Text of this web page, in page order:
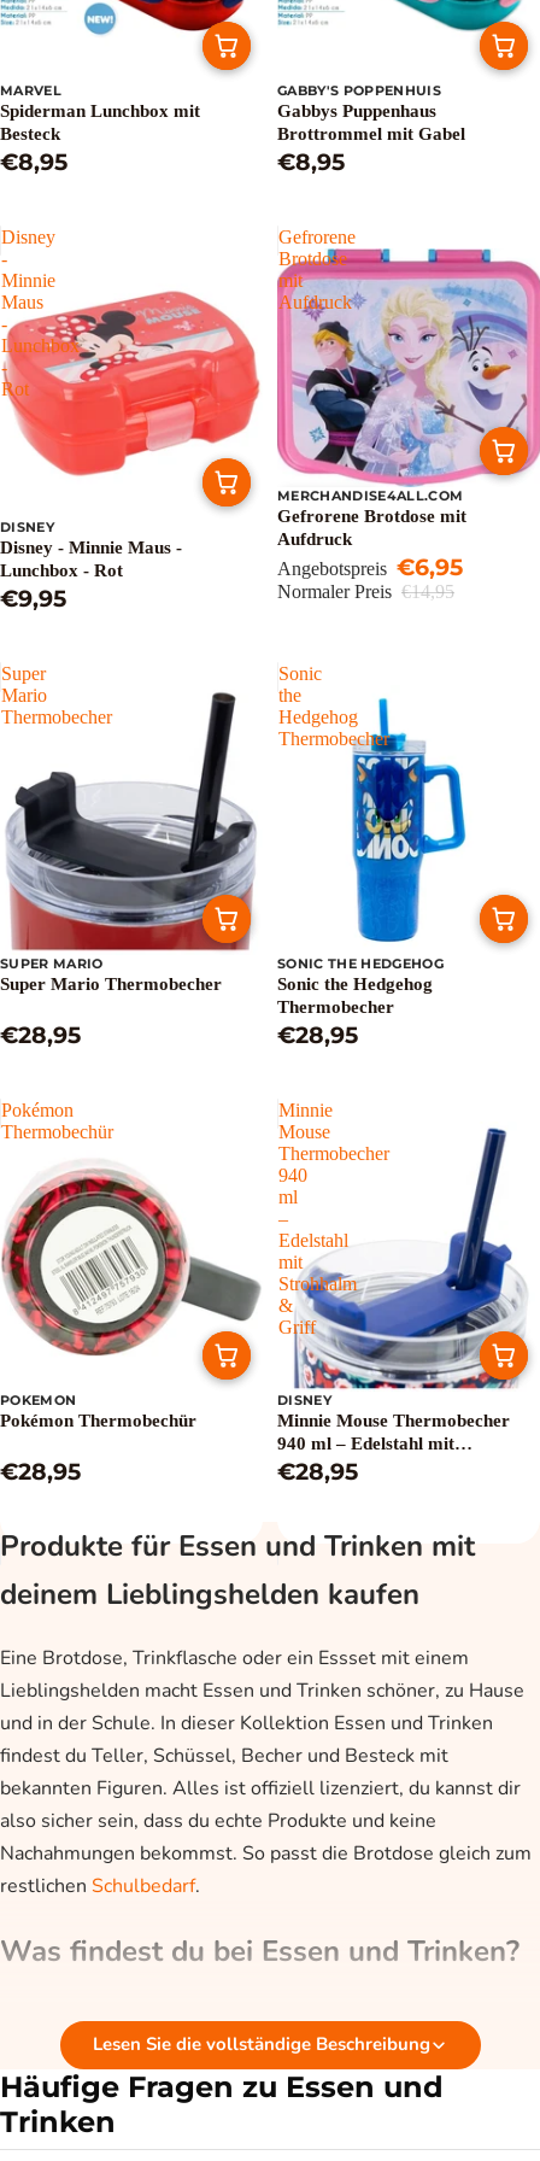
MARVEL
Spiderman Lunchbox mit
Besteck
€8,95
GABBY'S POPPENHUIS
Gabbys Puppenhaus
Brottrommel mit Gabel
€8,95
Disney
-
Minnie
Maus
-
Lunchbox
-
Rot
DISNEY
Disney - Minnie Maus -
Lunchbox - Rot
€9,95
Gefrorene
Brotdose
mit
Aufdruck
Ausverkauft
MERCHANDISE4ALL.COM
Gefrorene Brotdose mit
Aufdruck
Angebotspreis €6,95
Normaler Preis €14,95
Super
Mario
Thermobecher
SUPER MARIO
Super Mario Thermobecher
€28,95
Sonic
the
Hedgehog
Thermobecher
SONIC THE HEDGEHOG
Sonic the Hedgehog
Thermobecher
€28,95
Pokémon
Thermobechür
POKEMON
Pokémon Thermobechür
€28,95
Minnie
Mouse
Thermobecher
940
ml
–
Edelstahl
mit
Strohhalm
&
Griff
DISNEY
Minnie Mouse Thermobecher
940 ml – Edelstahl mit
Strohhalm & Griff
€28,95
Produkte für Essen und Trinken mit
deinem Lieblingshelden kaufen
Eine Brotdose, Trinkflasche oder ein Essset mit einem
Lieblingshelden macht Essen und Trinken schöner, zu Hause
und in der Schule. In dieser Kollektion Essen und Trinken
findest du Teller, Schüssel, Becher und Besteck mit
bekannten Figuren. Alles ist offiziell lizenziert, du kannst dir
also sicher sein, dass du echte Produkte und keine
Nachahmungen bekommst. So passt die Brotdose gleich zum
restlichen Schulbedarf.
Was findest du bei Essen und Trinken?
Diese Kollektion dreht sich um alles rund um die Mahlzeit.
Denk an Trinkflaschen für unterwegs, Brotdosen für die Pause
und komplette Essets mit Teller, Schüssel, Becher und
Besteck. Viele der Essets sind mikrowellengeeignet, was den
täglichen Gebrauch erleichtert. So stellst du auf einmal ein
Lesen Sie die vollständige Beschreibung
Häufige Fragen zu Essen und
Trinken